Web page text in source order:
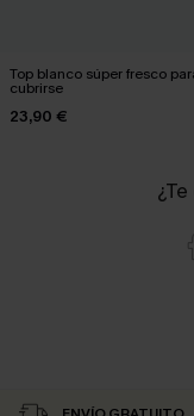
Top blanco súper fresco
cubrirse
23,90 €